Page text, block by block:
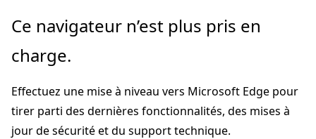
Passer
directement
au
principal
Ce navigateur n’est plus pris en
charge.
Effectuez une mise à niveau vers Microsoft Edge pour
tirer parti des dernières fonctionnalités, des mises à
jour de sécurité et du support technique.